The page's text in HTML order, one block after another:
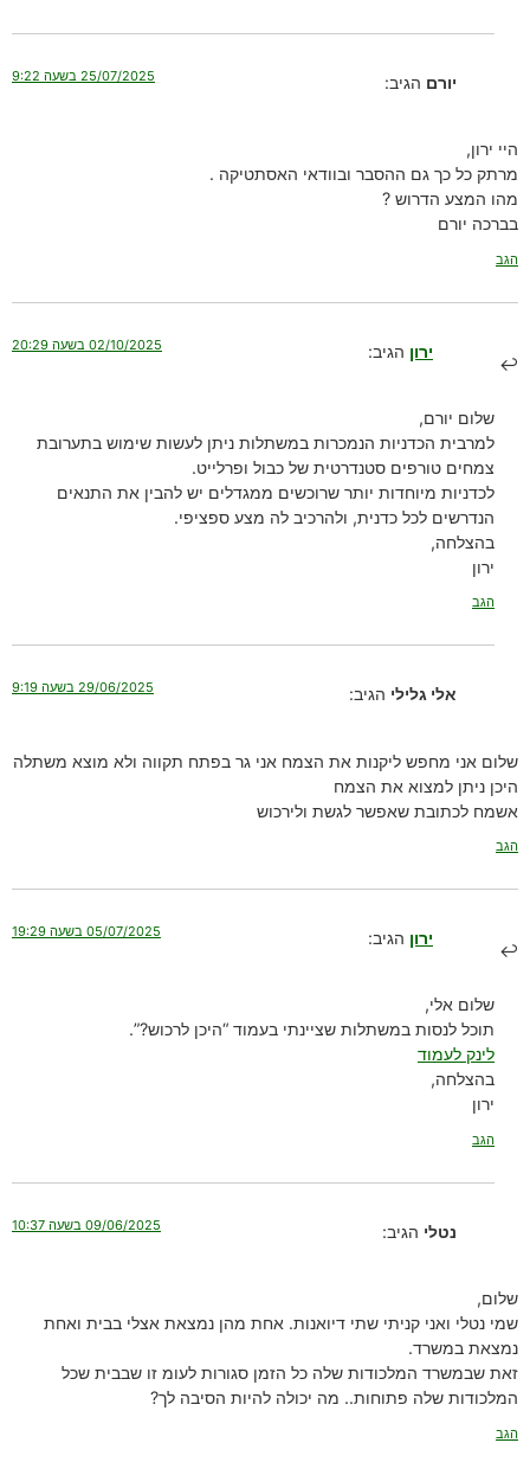
יורם הגיב: 25/07/2025 בשעה 9:22
היי ירון,
מרתק כל כך גם ההסבר ובוודאי האסתטיקה .
מהו המצע הדרוש ?
בברכה יורם
הגב
ירון הגיב: 02/10/2025 בשעה 20:29
שלום יורם,
למרבית הכדניות הנמכרות במשתלות ניתן לעשות שימוש בתערובת
צמחים טורפים סטנדרטית של כבול ופרלייט.
לכדניות מיוחדות יותר שרוכשים ממגדלים יש להבין את התנאים
הנדרשים לכל כדנית, ולהרכיב לה מצע ספציפי.
בהצלחה,
ירון
הגב
אלי גלילי הגיב: 29/06/2025 בשעה 9:19
שלום אני מחפש ליקנות את הצמח אני גר בפתח תקווה ולא מוצא משתלה
היכן ניתן למצוא את הצמח
אשמח לכתובת שאפשר לגשת ולירכוש
הגב
ירון הגיב: 05/07/2025 בשעה 19:29
שלום אלי,
תוכל לנסות במשתלות שציינתי בעמוד “היכן לרכוש?”.
לינק לעמוד
בהצלחה,
ירון
הגב
נטלי הגיב: 09/06/2025 בשעה 10:37
שלום,
שמי נטלי ואני קניתי שתי דיואנות. אחת מהן נמצאת אצלי בבית ואחת
נמצאת במשרד.
זאת שבמשרד המלכודות שלה כל הזמן סגורות לעומ זו שבבית שכל
המלכודות שלה פתוחות.. מה יכולה להיות הסיבה לך?
הגב